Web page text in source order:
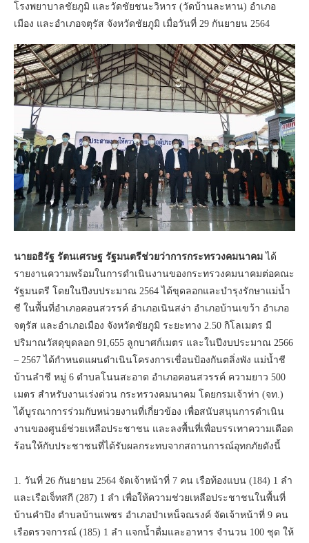
โรงพยาบาลชัยภูมิ และวัดชัยชนะวิหาร (วัดบ้านละหาน) อำเภอ
เมือง และอำเภอจตุรัส จังหวัดชัยภูมิ เมื่อวันที่ 29 กันยายน 2564
นายอธิรัฐ รัตนเศรษฐ รัฐมนตรีช่วยว่าการกระทรวงคมนาคม ได้
รายงานความพร้อมในการดำเนินงานของกระทรวงคมนาคมต่อคณะ
รัฐมนตรี โดยในปีงบประมาณ 2564 ได้ขุดลอกและบำรุงรักษาแม่น้ำ
ชี ในพื้นที่อำเภอคอนสวรรค์ อำเภอเนินสง่า อำเภอบ้านเขว้า อำเภอ
จตุรัส และอำเภอเมือง จังหวัดชัยภูมิ ระยะทาง 2.50 กิโลเมตร มี
ปริมาณวัสดุขุดลอก 91,655 ลูกบาศก์เมตร และในปีงบประมาณ 2566
– 2567 ได้กำหนดแผนดำเนินโครงการเขื่อนป้องกันตลิ่งพัง แม่น้ำชี
บ้านลำชี หมู่ 6 ตำบลโนนสะอาด อำเภอคอนสวรรค์ ความยาว 500
เมตร สำหรับงานเร่งด่วน กระทรวงคมนาคม โดยกรมเจ้าท่า (จท.)
ได้บูรณาการร่วมกับหน่วยงานที่เกี่ยวข้อง เพื่อสนับสนุนการดำเนิน
งานของศูนย์ช่วยเหลือประชาชน และลงพื้นที่เพื่อบรรเทาความเดือด
ร้อนให้กับประชาชนที่ได้รับผลกระทบจากสถานการณ์อุทกภัยดังนี้
1. วันที่ 26 กันยายน 2564 จัดเจ้าหน้าที่ 7 คน เรือท้องแบน (184) 1 ลำ
และเรือเจ็ทสกี (287) 1 ลำ เพื่อให้ความช่วยเหลือประชาชนในพื้นที่
บ้านคำปิง ตำบลบ้านเพชร อำเภอบำเหน็จณรงค์ จัดเจ้าหน้าที่ 9 คน
เรือตรวจการณ์ (185) 1 ลำ แจกน้ำดื่มและอาหาร จำนวน 100 ชุด ให้